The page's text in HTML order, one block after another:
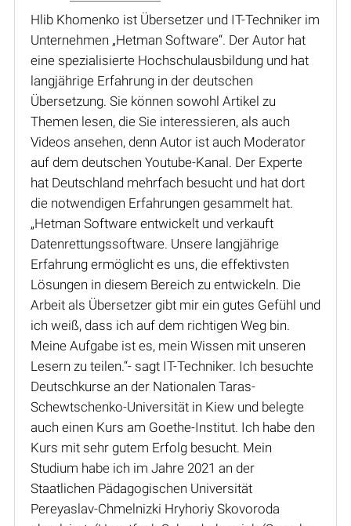
Hlib Khomenko ist Übersetzer und IT-Techniker im
Unternehmen „Hetman Software“. Der Autor hat
eine spezialisierte Hochschulausbildung und hat
langjährige Erfahrung in der deutschen
Übersetzung. Sie können sowohl Artikel zu
Themen lesen, die Sie interessieren, als auch
Videos ansehen, denn Autor ist auch Moderator
auf dem deutschen Youtube-Kanal. Der Experte
hat Deutschland mehrfach besucht und hat dort
die notwendigen Erfahrungen gesammelt hat.
„Hetman Software entwickelt und verkauft
Datenrettungssoftware. Unsere langjährige
Erfahrung ermöglicht es uns, die effektivsten
Lösungen in diesem Bereich zu entwickeln. Die
Arbeit als Übersetzer gibt mir ein gutes Gefühl und
ich weiß, dass ich auf dem richtigen Weg bin.
Meine Aufgabe ist es, mein Wissen mit unseren
Lesern zu teilen.“- sagt IT-Techniker. Ich besuchte
Deutschkurse an der Nationalen Taras-
Schewtschenko-Universität in Kiew und belegte
auch einen Kurs am Goethe-Institut. Ich habe den
Kurs mit sehr gutem Erfolg besucht. Mein
Studium habe ich im Jahre 2021 an der
Staatlichen Pädagogischen Universität
Pereyaslav-Chmelnizki Hryhoriy Skovoroda